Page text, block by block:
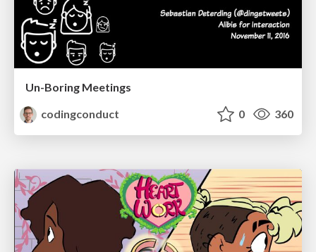
Un-Boring Meetings
codingconduct
0 360